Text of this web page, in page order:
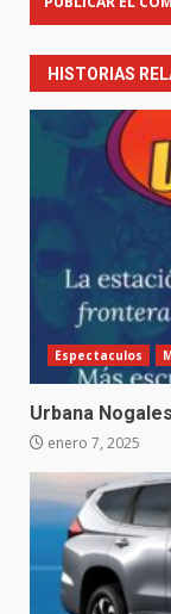
HISTORIAS
Espectaculos
Urbana
enero 7, 2025